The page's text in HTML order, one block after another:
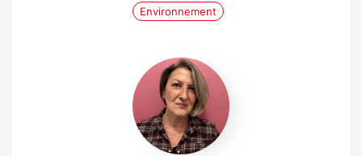
Environnement
Claudine
Cordani